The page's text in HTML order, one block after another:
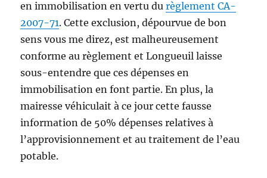
en immobilisation en vertu durèglement CA-
2007-71. Cette exclusion, dépourvue de bon
sens vous me direz, est malheureusement
conforme au règlement et Longueuil laisse
sous-entendre que ces dépenses en
immobilisation en font partie. En plus, la
mairesse véhiculait à ce jour cette fausse
information de 50% dépenses relatives à
l’approvisionnement et au traitement de l’eau
potable.